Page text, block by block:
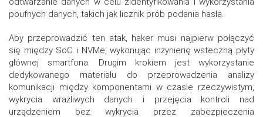
poufnych danych, takich jak licznik prób podania hasła.
Aby przeprowadzić ten atak, haker musi najpierw połączyć
się między SoC i NVMe, wykonując inżynierię wsteczną płyty
głównej smartfona. Drugim krokiem jest wykorzystanie
dedykowanego materiału do przeprowadzenia analizy
komunikacji między komponentami w czasie rzeczywistym,
wykrycia wrażliwych danych i przejęcia kontroli nad
urządzeniem bez wykrycia przez zabezpieczenia